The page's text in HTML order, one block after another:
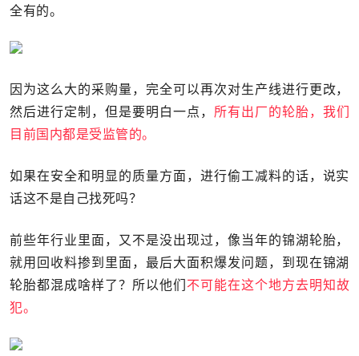
全有的。
因为这么大的采购量，完全可以再次对生产线进行更改，
然后进行定制，但是要明白一点， 所有出厂的轮胎，我们
目前国内都是受监管的。
如果在安全和明显的质量方面，进行偷工减料的话，说实
话这不是自己找死吗？
前些年行业里面，又不是没出现过，像当年的锦湖轮胎，
就用回收料掺到里面，最后大面积爆发问题，到现在锦湖
轮胎都混成啥样了？所以他们不可能在这个地方去明知故
犯。